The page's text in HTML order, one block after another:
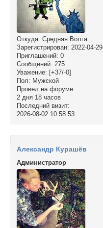
Откуда: Средняя Волга
Зарегистрирован: 2022-04-29
Приглашений: 0
Сообщений: 275
Уважение: [+37/-0]
Пол: Мужской
Провел на форуме:
2 дня 18 часов
Последний визит:
2026-08-02 10:58:53
Александр Курашёв
Администратор